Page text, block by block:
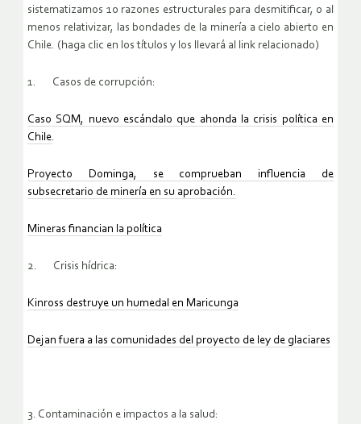
sistematizamos 10 razones estructurales para desmitificar, o al
menos relativizar, las bondades de la minería a cielo abierto en
Chile. (haga clic en los títulos y los llevará al link relacionado)
1. Casos de corrupción:
Caso SQM, nuevo escándalo que ahonda la crisis política en
Chile.
Proyecto Dominga, se comprueban influencia de
subsecretario de minería en su aprobación.
Mineras financian la política
2. Crisis hídrica:
Kinross destruye un humedal en Maricunga
Dejan fuera a las comunidades del proyecto de ley de glaciares
3. Contaminación e impactos a la salud: